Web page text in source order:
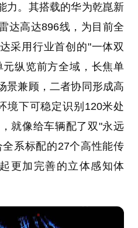
力。其搭载的华为乾崑新
达高达896线，为目前全
采用行业首创的"一体双
纵览前方全域，长焦单
景兼顾，二者协同形成高
境下可稳定识别120米处
就像给车辆配了双"永远
系标配的27个高性能传
更加完善的立体感知体